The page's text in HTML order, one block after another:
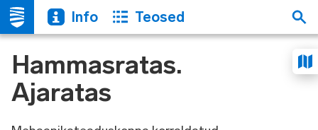
Info Teosed
Hammasratas.
Ajaratas